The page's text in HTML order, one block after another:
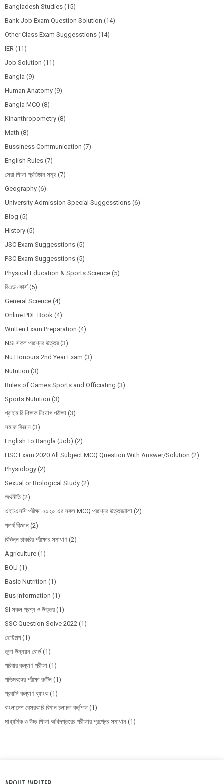
Bangladesh Studies (15)
Bank Job Exam Question Solution (14)
Other Class Exam Suggesstions (14)
IER (11)
Job Solution (11)
Bangla (9)
Human Anatomy (9)
Bangla MCQ (8)
Kinanthropometry (8)
Math (8)
Bussiness Communication (7)
English Rules (7)
সেরা শিক্ষা প্রতিষ্ঠান সমূহ (7)
Geography (6)
University Admission Special Suggesstions (6)
Blog (5)
History (5)
JSC Exam Suggesstions (5)
PSC Exam Suggesstions (5)
Physical Education & Sports Science (5)
বিএড কোর্স (5)
General Science (4)
Online PDF Book (4)
Written Exam Preparation (4)
NSI সকল প্রশ্নের উত্তর (3)
Nu Honours 2nd Year Exam (3)
Nutrition (3)
Rules of Games Sports and Officiating (3)
Sports Nutrition (3)
প্রাইমারি শিক্ষক নিয়োগ পরীক্ষা (3)
সমাজ বিজ্ঞান (3)
English To Bangla (Job) (2)
HSC Exam 2020 All Subject MCQ Question With Answer/Solution (2)
Physiology (2)
Sexual or Biological Study (2)
অর্থনীতি (2)
এইচএসসি পরীক্ষা ২০২০ এর সকল MCQ প্রশ্নের উত্তরমালা (2)
পদার্থ বিজ্ঞান (2)
বিভিন্ন চাকরির পরীক্ষার সমাধাণ (2)
Agriculture (1)
BOU (1)
Basic Nutrition (1)
Bus information (1)
SI সকল প্রশ্ন ও উত্তর (1)
SSC Question Solve 2022 (1)
ছোট্টগল্প (1)
তুলা উন্নয়ন বোর্ড (1)
পরিবার কল্যাণ পরীক্ষা (1)
পশ্চিমবঙ্গের পরীক্ষা রুটিন (1)
প্রবাসি কল্যাণ ব্যাংক (1)
বাংলাদেশ বেসরকারি বিমান চলাচল কর্তৃপক্ষ (1)
মাধ্যমিক ও উচ্চ শিক্ষা অধিদপ্তরের পরীক্ষার প্রশ্নের সমাধান (1)